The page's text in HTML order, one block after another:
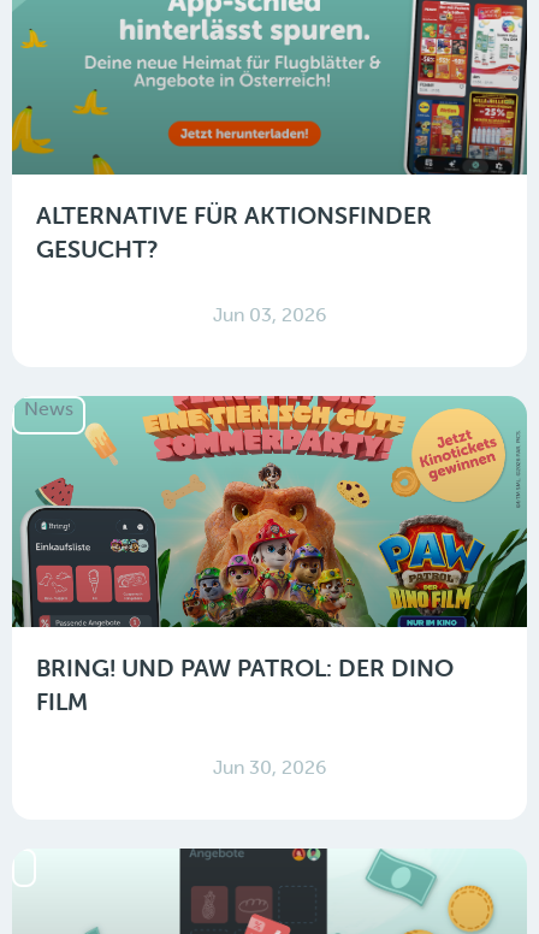
ALTERNATIVE FÜR AKTIONSFINDER
GESUCHT?
Jun 03, 2026
News
BRING! UND PAW PATROL: DER DINO
FILM
Jun 30, 2026